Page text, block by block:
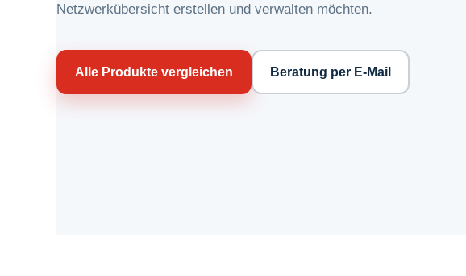
Netzwerkübersicht erstellen und verwalten möchten.
Alle Produkte vergleichen Beratung per E-Mail